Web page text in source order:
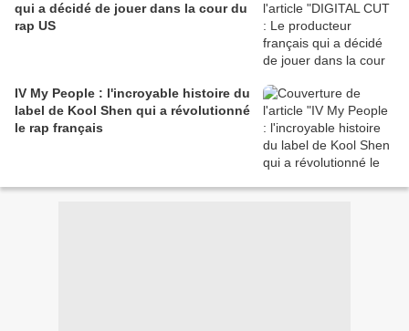
qui a décidé de jouer dans la cour du
rap US
IV My People : l'incroyable histoire du
label de Kool Shen qui a révolutionné
le rap français